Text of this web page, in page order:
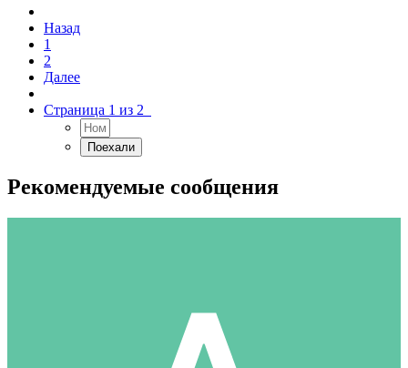
Назад
1
2
Далее
Страница 1 из 2
Рекомендуемые сообщения